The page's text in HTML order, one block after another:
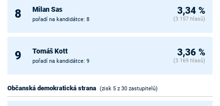
8 Milan Sas
pořadí na kandidátce: 8
3,34 %
(3 157 hlasů)
9 Tomáš Kott
pořadí na kandidátce: 9
3,36 %
(3 169 hlasů)
Občanská demokratická strana (zisk 5 z 30 zastupitelů)